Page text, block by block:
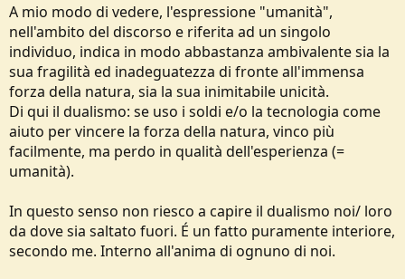
A mio modo di vedere, l'espressione "umanità",
nell'ambito del discorso e riferita ad un singolo
individuo, indica in modo abbastanza ambivalente sia la
sua fragilità ed inadeguatezza di fronte all'immensa
forza della natura, sia la sua inimitabile unicità.
Di qui il dualismo: se uso i soldi e/o la tecnologia come
aiuto per vincere la forza della natura, vinco più
facilmente, ma perdo in qualità dell'esperienza (=
umanità).
In questo senso non riesco a capire il dualismo noi/ loro
da dove sia saltato fuori. É un fatto puramente interiore,
secondo me. Interno all'anima di ognuno di noi.